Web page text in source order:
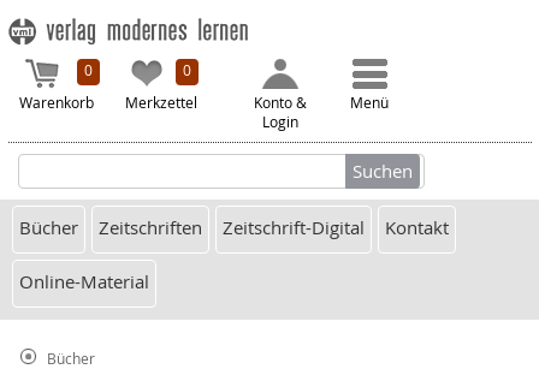
0
Warenkorb
0
Merkzettel
Konto &
Login
Menü
Bücher Zeitschriften Zeitschrift-Digital Kontakt
Online-Material
Bücher